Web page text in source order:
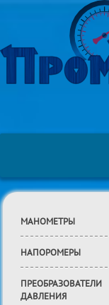
МАНОМЕТРЫ
НАПОРОМЕРЫ
ПРЕОБРАЗОВАТЕЛИ
ДАВЛЕНИЯ